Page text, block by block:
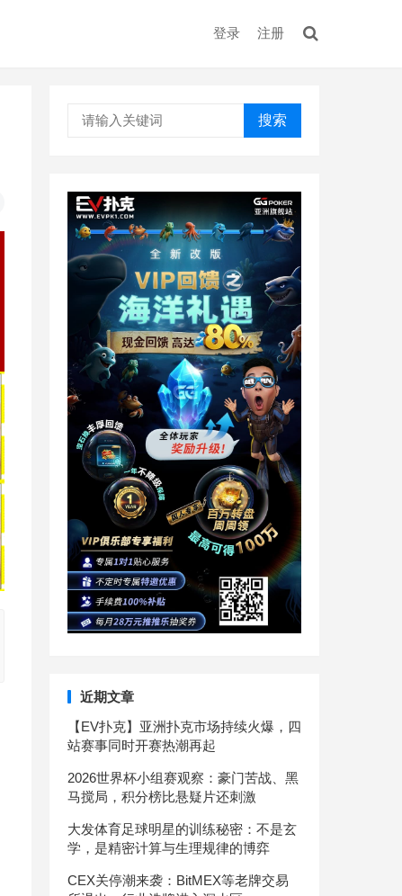
登录 注册
搜索
近期文章
【EV扑克】亚洲扑克市场持续火爆，四
站赛事同时开赛热潮再起
2026世界杯小组赛观察：豪门苦战、黑
马搅局，积分榜比悬疑片还刺激
大发体育足球明星的训练秘密：不是玄
学，是精密计算与生理规律的博弈
CEX关停潮来袭：BitMEX等老牌交易